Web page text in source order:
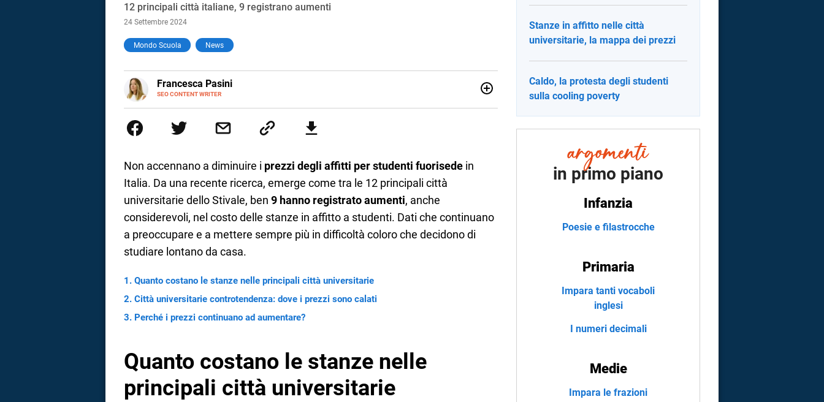
12 principali città italiane, 9 registrano aumenti
24 Settembre 2024
Mondo Scuola News
Francesca Pasini
SEO CONTENT WRITER
E-
MAIL
parlano di luoghi, viaggi unici, cultura e lifestyle, che trasformo in parole scritte per lavoro e
per passione.
Non accennano a diminuire i prezzi degli affitti per studenti fuorisede in
Italia. Da una recente ricerca, emerge come tra le 12 principali città
universitarie dello Stivale, ben 9 hanno registrato aumenti, anche
considerevoli, nel costo delle stanze in affitto a studenti. Dati che continuano
a preoccupare e a mettere sempre più in difficoltà coloro che decidono di
studiare lontano da casa.
Quanto costano le stanze nelle principali città universitarie
Città universitarie controtendenza: dove i prezzi sono calati
Perché i prezzi continuano ad aumentare?
Quanto costano le stanze nelle
principali città universitarie
Stanze in affitto nelle città
universitarie, la mappa dei prezzi
Caldo, la protesta degli studenti
sulla cooling poverty
in primo piano
Infanzia
Poesie e filastrocche
Primaria
Impara tanti vocaboli
inglesi
I numeri decimali
Medie
Impara le frazioni